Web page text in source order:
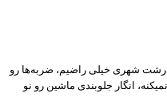
شهری خیلی راضیم، ضربه‌ها رو
انگار جلوبندی ماشین رو نو